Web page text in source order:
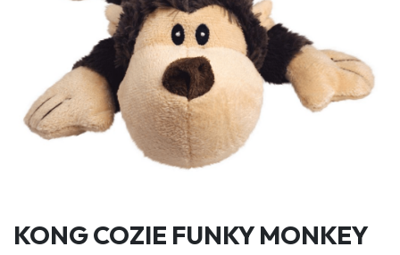
KONG COZIE FUNKY MONKEY